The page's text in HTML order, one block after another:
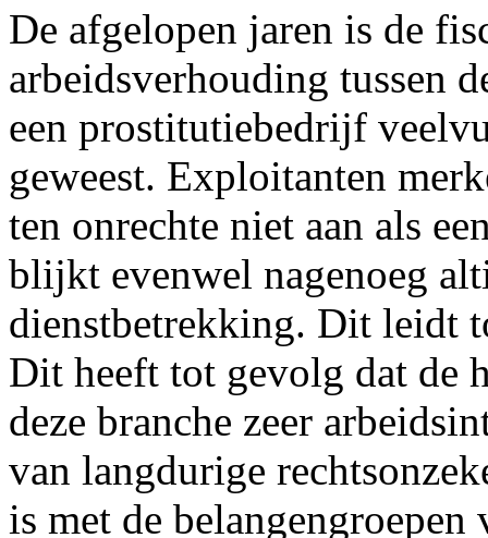
De afgelopen jaren is de
arbeidsverhouding tussen
een prostitutiebedrijf
geweest. Exploitanten
ten onrechte niet aan als
blijkt evenwel nagenoeg
dienstbetrekking. Dit leidt
Dit heeft tot gevolg dat de
deze branche zeer
van langdurige
is met de